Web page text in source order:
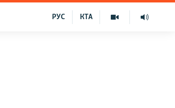
КТА
РУС